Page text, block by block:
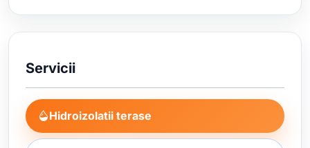
Servicii
Hidroizolatii terase